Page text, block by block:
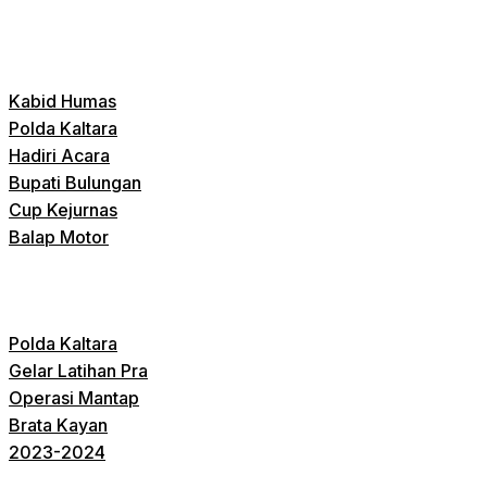
Kabid Humas
Polda Kaltara
Hadiri Acara
Bupati Bulungan
Cup Kejurnas
Balap Motor
Polda Kaltara
Gelar Latihan Pra
Operasi Mantap
Brata Kayan
2023-2024